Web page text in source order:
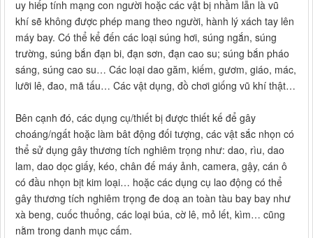
uy hiếp tính mạng con người hoặc các vật bị nhầm lẫn là vũ
khí sẽ không được phép mang theo người, hành lý xách tay lên
máy bay. Có thể kể đến các loại súng hơi, súng ngắn, súng
trường, súng bắn đạn bi, đạn sơn, đạn cao su; súng bắn pháo
sáng, súng cao su… Các loại dao găm, kiếm, gươm, giáo, mác,
lưỡi lê, đao, mã tấu… Các vật dụng, đồ chơi giống vũ khí thật…
Bên cạnh đó, các dụng cụ/thiết bị được thiết kế để gây
choáng/ngất hoặc làm bât động đối tượng, các vật sắc nhọn có
thể sử dụng gây thương tích nghiêm trọng như: dao, rìu, dao
lam, dao dọc giấy, kéo, chân đế máy ảnh, camera, gậy, cán ô
có đầu nhọn bịt kim loại… hoặc các dụng cụ lao động có thể
gây thương tích nghiêm trọng đe doạ an toàn tàu bay bay như
xà beng, cuốc thuổng, các loại búa, cờ lê, mỏ lết, kìm… cũng
nằm trong danh mục cấm.